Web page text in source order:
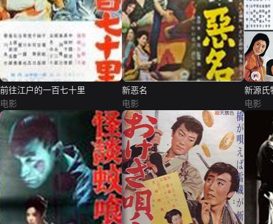
前往江户的一百七十里
电影
新恶名
电影
新源氏
电影